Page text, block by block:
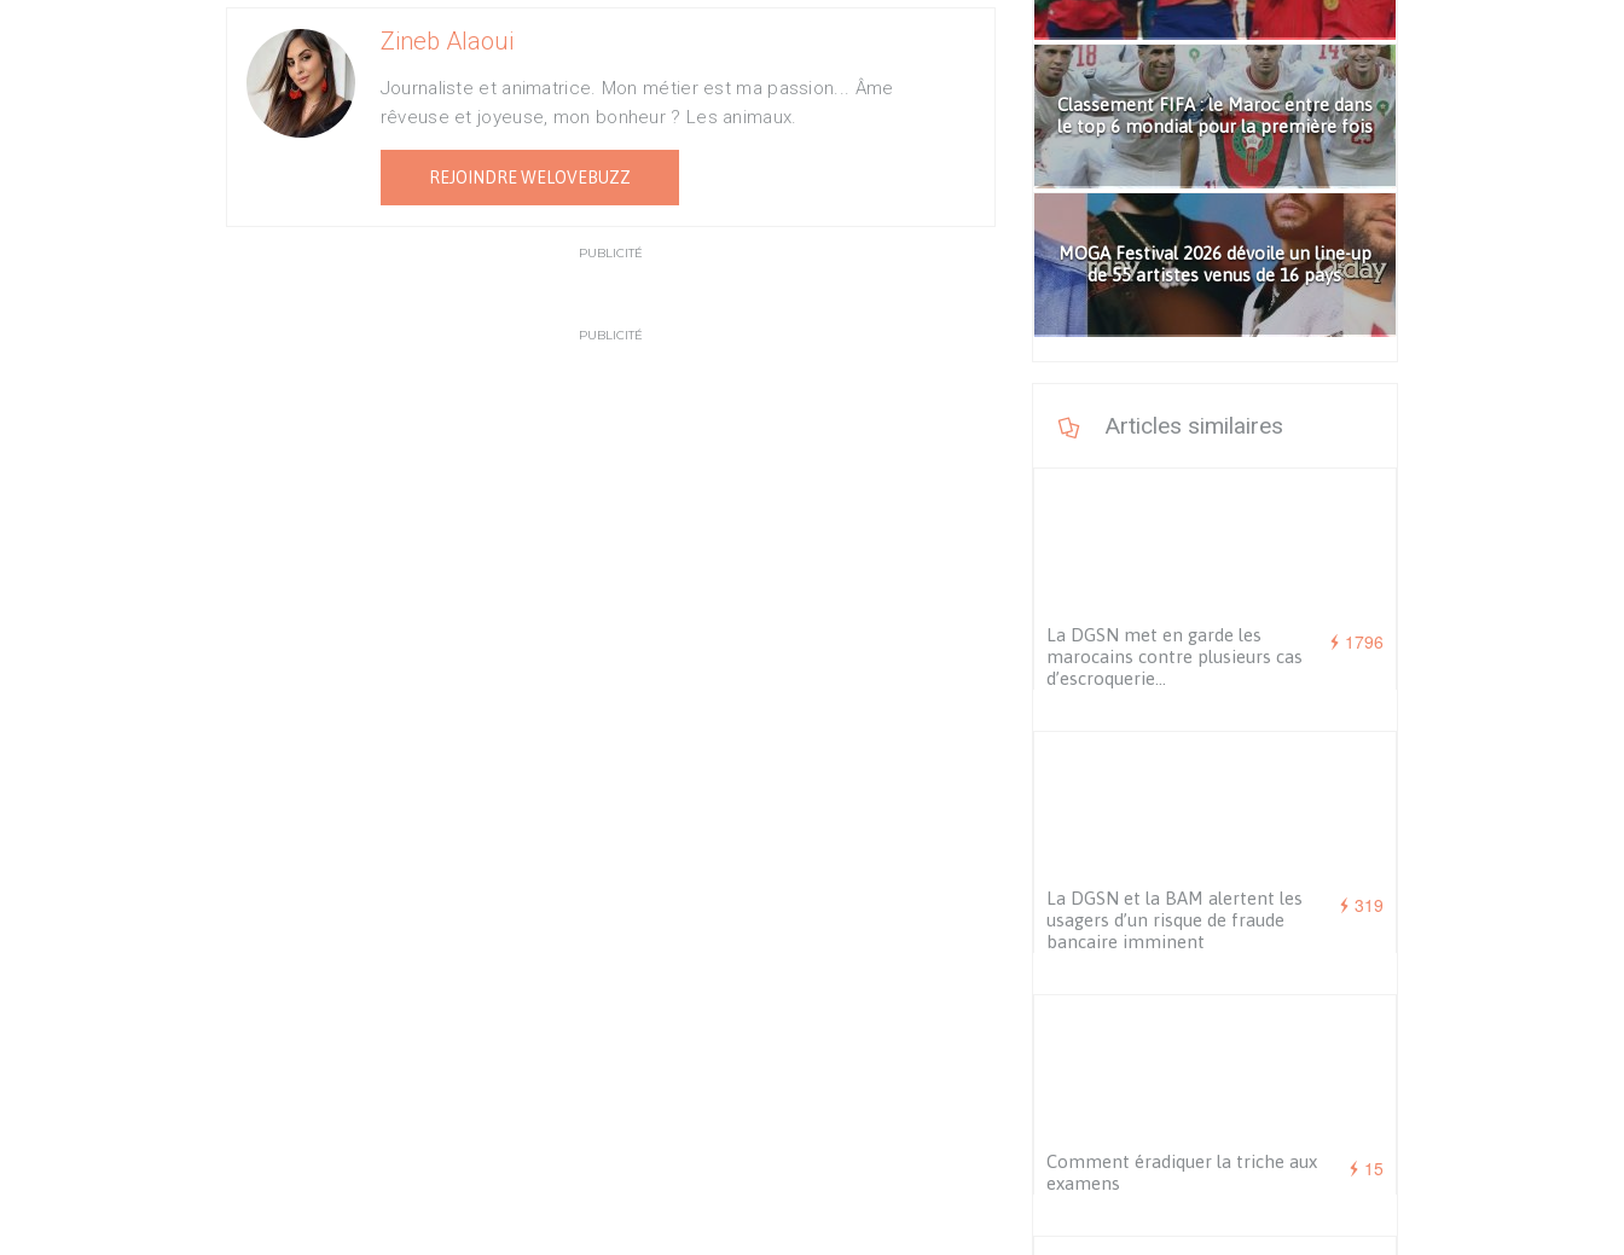
Zineb Alaoui
Journaliste et animatrice. Mon métier est ma passion... Âme
rêveuse et joyeuse, mon bonheur ? Les animaux.
REJOINDRE WELOVEBUZZ
PUBLICITÉ
PUBLICITÉ
Classement FIFA : le Maroc entre dans
le top 6 mondial pour la première fois
MOGA Festival 2026 dévoile un line-up
de 55 artistes venus de 16 pays
Articles similaires
1796
La DGSN met en garde les
marocains contre plusieurs cas
d’escroquerie…
319
La DGSN et la BAM alertent les
usagers d’un risque de fraude
bancaire imminent
15
Comment éradiquer la triche aux
examens